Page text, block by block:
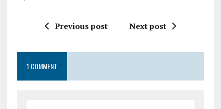
Previous post Next post
1 COMMENT